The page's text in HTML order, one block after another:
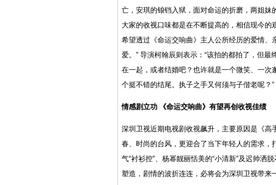
亡，安琪的锒铛入狱，面对命运的折磨，两姐妹
大家的收视口味都是在不断提高的，相信现今
希望透过《命运交响曲》主人公所经历的爱情
爱。” 导演柯翰辰则表示：“该拍的都拍了，但
在一起，或者结婚吧？也许就是一个微笑、一
个挺不错的结尾。执子之手又何须与子偕老呢？”
情感剧立功 《命运交响曲》有望再创收视佳绩
深圳卫视近期电视剧收视飙升，主要原因是《
春、时尚的台风，更迎合了当下年轻人的需求
气“衬衫控”、杨幂靓丽恬美的“小清新”及迟帅洒
塑造，剧情的波折连连，必将会为深圳卫视带来